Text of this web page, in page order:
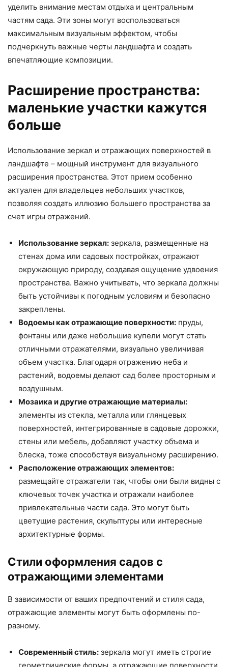
уделить внимание местам отдыха и центральным
частям сада. Эти зоны могут воспользоваться
максимальным визуальным эффектом, чтобы
подчеркнуть важные черты ландшафта и создать
впечатляющие композиции.
Расширение пространства:
маленькие участки кажутся
больше
Использование зеркал и отражающих поверхностей в
ландшафте – мощный инструмент для визуального
расширения пространства. Этот прием особенно
актуален для владельцев небольших участков,
позволяя создать иллюзию большего пространства за
счет игры отражений.
Использование зеркал: зеркала, размещенные на
стенах дома или садовых постройках, отражают
окружающую природу, создавая ощущение удвоения
пространства. Важно учитывать, что зеркала должны
быть устойчивы к погодным условиям и безопасно
закреплены.
Водоемы как отражающие поверхности: пруды,
фонтаны или даже небольшие купели могут стать
отличными отражателями, визуально увеличивая
объем участка. Благодаря отражению неба и
растений, водоемы делают сад более просторным и
воздушным.
Мозаика и другие отражающие материалы:
элементы из стекла, металла или глянцевых
поверхностей, интегрированные в садовые дорожки,
стены или мебель, добавляют участку объема и
блеска, тоже способствуя визуальному расширению.
Расположение отражающих элементов:
размещайте отражатели так, чтобы они были видны с
ключевых точек участка и отражали наиболее
привлекательные части сада. Это могут быть
цветущие растения, скульптуры или интересные
архитектурные формы.
Стили оформления садов с
отражающими элементами
В зависимости от ваших предпочтений и стиля сада,
отражающие элементы могут быть оформлены по-
разному.
Современный стиль: зеркала могут иметь строгие